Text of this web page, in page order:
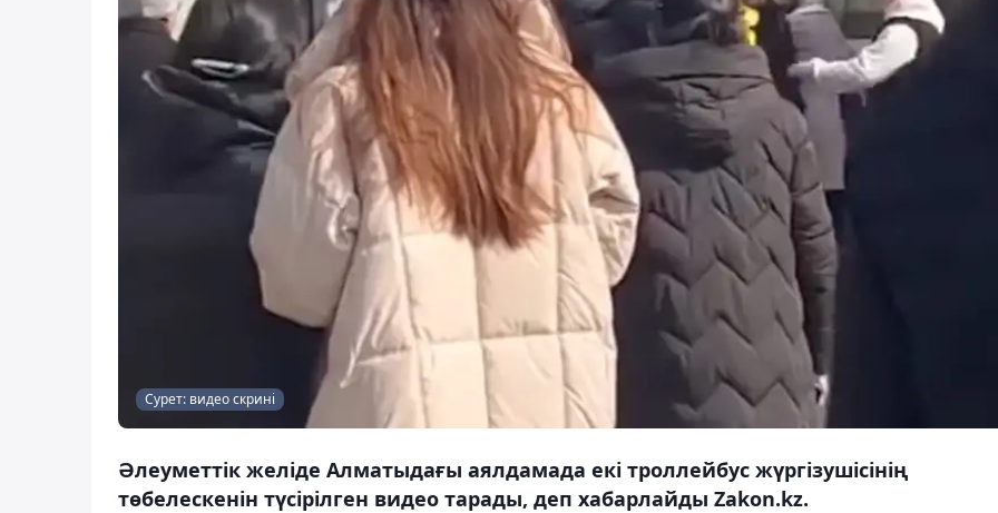
Сурет: видео скрині
Әлеуметтік желіде Алматыдағы аялдамада екі троллейбус жүргізушісінің
төбелескенін түсірілген видео тарады, деп хабарлайды Zakon.kz.